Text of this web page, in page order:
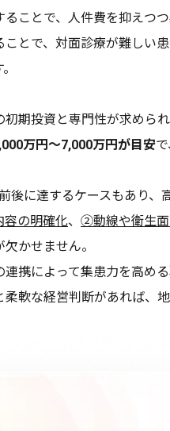
ることで、人件費を抑えつ
とで、対面診療が難しい
期投資と専門性が求めら
万円〜7,000万円が目安
後に達するケースもあり、
容の明確化、 ②動線や衛生
欠かせません。
携によって集患力を高め
柔軟な経営判断があれば、